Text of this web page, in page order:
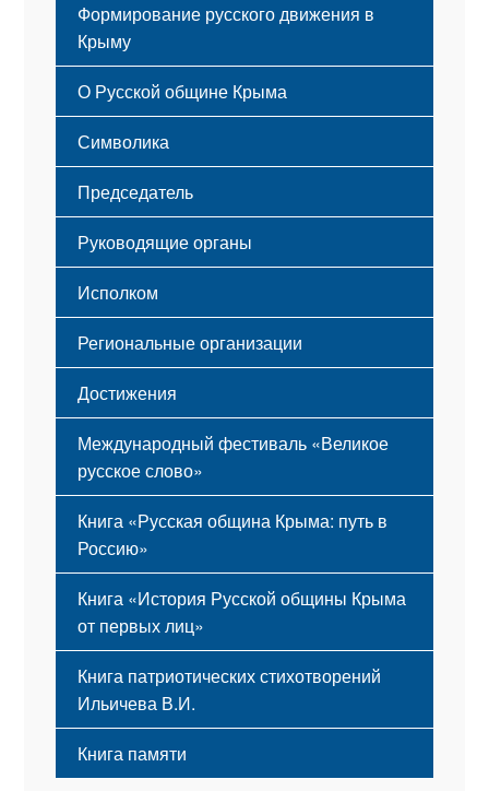
Формирование русского движения в
Крыму
Русский Крым
О Русской общине Крыма
Этапы становления
Принципы деятельности
Структура
Мероприятия
Символика
Флаг
Герб
Гимн
Председатель
Руководящие органы
Исполком
Региональные организации
Достижения
Международный фестиваль «Великое
русское слово»
Книга «Русская община Крыма: путь в
Россию»
Книга «История Русской общины Крыма
от первых лиц»
Книга патриотических стихотворений
Ильичева В.И.
Книга памяти